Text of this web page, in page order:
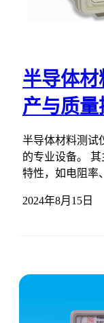
半导体
产与质
半导体材料测试
的专业设备。
特性，如电阻
2024年8月15日